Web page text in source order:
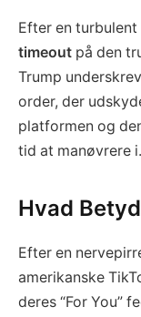
Efter en
timeout på den
Trump
order, der
platformen og
tid at manøvrere i.
Hvad
Efter en
amerikanske
deres “For You”